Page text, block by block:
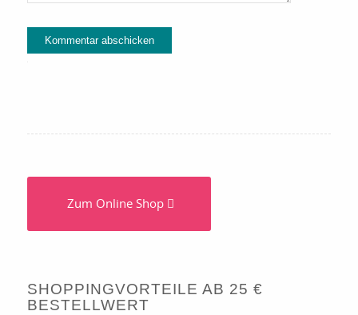
Zum Online Shop
SHOPPINGVORTEILE AB 25 €
BESTELLWERT